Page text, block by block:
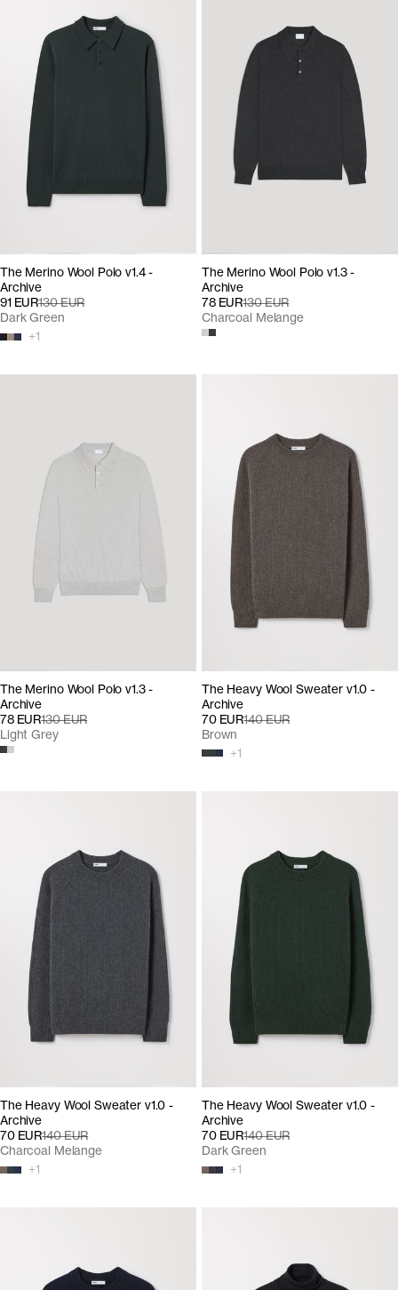
The Merino Wool Polo v1.4 -
Archive
91 EUR130 EUR
+1
Dark Green
The Merino Wool Polo v1.3 -
Archive
78 EUR130 EUR
Charcoal Melange
The Merino Wool Polo v1.3 -
Archive
78 EUR130 EUR
Light Grey
The Heavy Wool Sweater v1.0 -
Archive
70 EUR140 EUR
+1
Brown
The Heavy Wool Sweater v1.0 -
Archive
70 EUR140 EUR
+1
Charcoal Melange
The Heavy Wool Sweater v1.0 -
Archive
70 EUR140 EUR
+1
Dark Green